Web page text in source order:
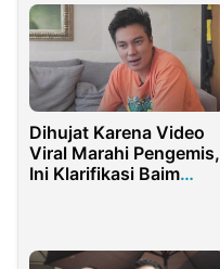
Dihujat Karena Video
Viral Marahi Pengemis,
Ini Klarifikasi Baim